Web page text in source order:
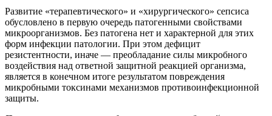
Развитие «терапевтического» и «хирургического» сепсиса
обусловлено в первую очередь патогенными свойствами
микроорганизмов. Без патогена нет и характерной для этих
форм инфекции патологии. При этом дефицит
резистентности, иначе — преобладание силы микробного
воздействия над ответной защитной реакцией организма,
является в конечном итоге результатом повреждения
микробными токсинами механизмов противоинфекционной
защиты.